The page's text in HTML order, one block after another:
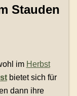
Stauden
im Herbst
bietet sich für
dann ihre